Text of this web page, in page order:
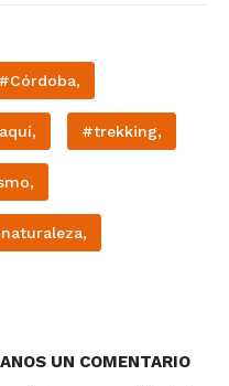
#Córdoba,
#trekking,
UN COMENTARIO